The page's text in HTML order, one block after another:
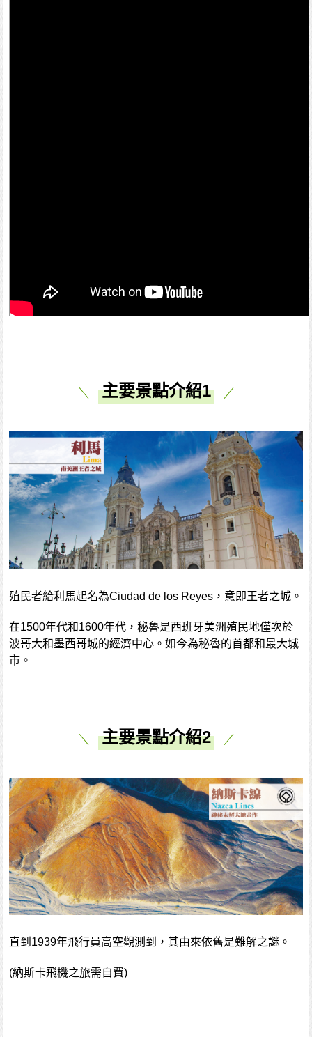
主要景點介紹1
殖民者給利馬起名為Ciudad de los Reyes，意即王者之城。
在1500年代和1600年代，秘魯是西班牙美洲殖民地僅次於
波哥大和墨西哥城的經濟中心。如今為秘魯的首都和最大城
市。
主要景點介紹2
直到1939年飛行員高空觀測到，其由來依舊是難解之謎。
(納斯卡飛機之旅需自費)